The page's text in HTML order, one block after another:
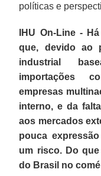
políticas e
IHU On-Line -
que, devido ao
industrial
importações
empresas
interno, e da
aos mercados
pouca
um risco. Do
do Brasil no